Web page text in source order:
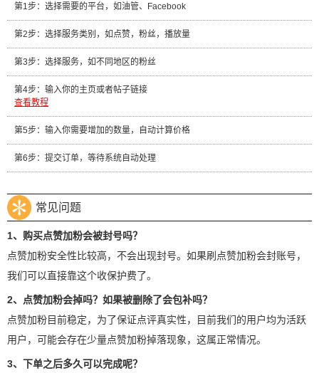
第1步：选择需要的平台，如油管、Facebook
第2步：选择服务类别，如点赞，粉丝，播放量
第3步：选择服务，如不同地区的粉丝
第4步：输入你的主页或者帖子链接
查看教程
第5步：输入你需要增加的数量，自动计算价格
第6步：提交订单，等待系统自动处理
常见问题
1、购买点赞加粉会被封号吗？
点赞加粉安全性比较高，不会出现封号。如果刷点赞加粉会封账号，
我们可以直接靠这个收保护费了。
2、点赞加粉会掉吗？如果被删除了会包补吗？
点赞加粉目前稳定，为了保证点评真实性，目前我们的用户均为活跃
用户，可能会存在少量点赞加粉掉落现象，这属正常情况。
3、下单之后多久可以完成呢？